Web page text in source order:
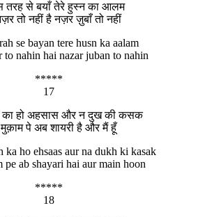
तरह से बयाँ तेरे हुस्न का आलम
तो नहीं है नज़र ज़ुबाँ तो नहीं
se bayan tere husn ka aalam
to nahin hai nazar juban to nahin
*****
17
हो अहसास और न दुख की कसक
पे अब शायरी है और मैं हूँ
ka ho ehsaas aur na dukh ki kasak
pe ab shayari hai aur main hoon
*****
18